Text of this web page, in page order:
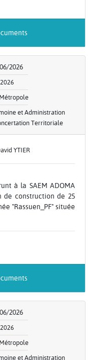
2026
et Administration
Territoriale
YTIER
à la SAEM ADOMA
construction de 25
"Rassuen_PF" située
2026
et Administration